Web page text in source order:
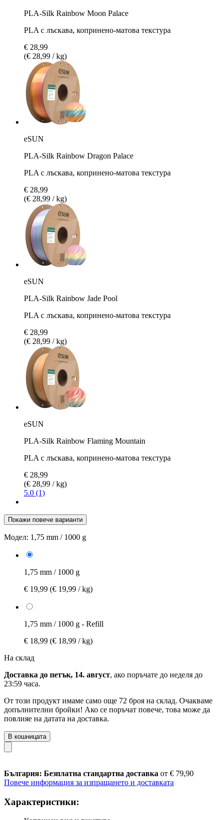
PLA-Silk Rainbow Moon Palace
PLA с лъскава, копринено-матова текстура
€ 28,99
(€ 28,99 / kg)
eSUN
PLA-Silk Rainbow Dragon Palace
PLA с лъскава, копринено-матова текстура
€ 28,99
(€ 28,99 / kg)
eSUN
PLA-Silk Rainbow Jade Pool
PLA с лъскава, копринено-матова текстура
€ 28,99
(€ 28,99 / kg)
eSUN
PLA-Silk Rainbow Flaming Mountain
PLA с лъскава, копринено-матова текстура
€ 28,99
(€ 28,99 / kg)
5.0 (1)
Покажи повече варианти
Модел: 1,75 mm / 1000 g
1,75 mm / 1000 g
€ 19,99 (€ 19,99 / kg)
1,75 mm / 1000 g - Refill
€ 18,99 (€ 18,99 / kg)
На склад
Доставка до петък, 14. август, ако поръчате до неделя до
23:59 часа.
От този продукт имаме само още 72 броя на склад. Очакваме
допълнителни бройки! Ако се поръчат повече, това може да
повлияе на датата на доставка.
В кошницата
България: Безплатна стандартна доставка от € 79,90
Повече информация за изпращането и доставката
Характеристики: